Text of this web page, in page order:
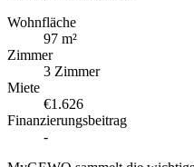
Wohnfläche
97 m²
Zimmer
3 Zimmer
Miete
€1.626
Finanzierungsbeitrag
-